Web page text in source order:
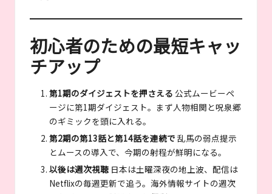
初心者のための最短キャッ
チアップ
第1期のダイジェストを押さえる 公式ムービーペ
ージに第1期ダイジェスト。まず人物相関と呪泉郷
のギミックを頭に入れる。
第2期の第13話と第14話を連続で乱馬の弱点提示
とムースの導入で、今期の射程が鮮明になる。
以後は週次視聴 日本は土曜深夜の地上波、配信は
Netflixの毎週更新で追う。海外情報サイトの週次